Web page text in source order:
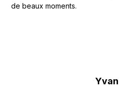
de beaux moments.